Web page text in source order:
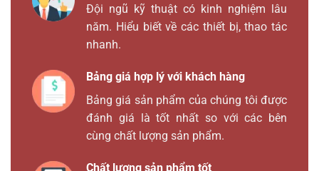
Đội ngũ kỹ thuật có kinh nghiệm lâu
năm. Hiểu biết về các thiết bị, thao tác
nhanh.
Bảng giá hợp lý với khách hàng
Bảng giá sản phẩm của chúng tôi được
đánh giá là tốt nhất so với các bên
cùng chất lượng sản phẩm.
Chất lượng sản phẩm tốt